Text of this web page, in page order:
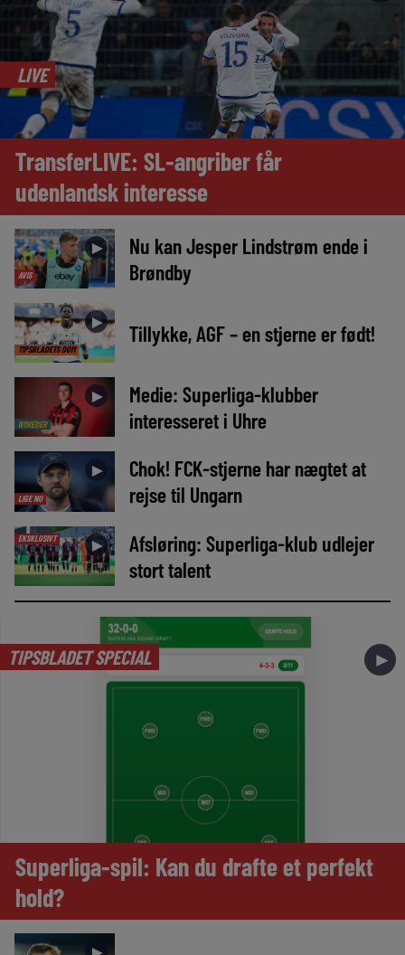
LIVE
TransferLIVE: SL-angriber får
udenlandsk interesse
AVIS
►
Nu kan Jesper Lindstrøm ende i
Brøndby
TIPSBLADETS DOM
► Tillykke, AGF – en stjerne er født!
NYHEDER
►
Medie: Superliga-klubber
interesseret i Uhre
LIGE NU
►
Chok! FCK-stjerne har nægtet at
rejse til Ungarn
EKSKLUSIVT ►
Afsløring: Superliga-klub udlejer
stort talent
TIPSBLADET SPECIAL ►
Superliga-spil: Kan du drafte et perfekt
hold?